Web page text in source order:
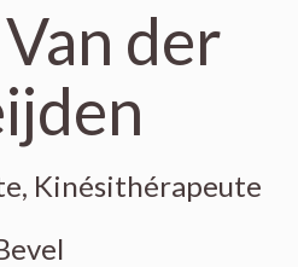
der
Kinésithérapeute